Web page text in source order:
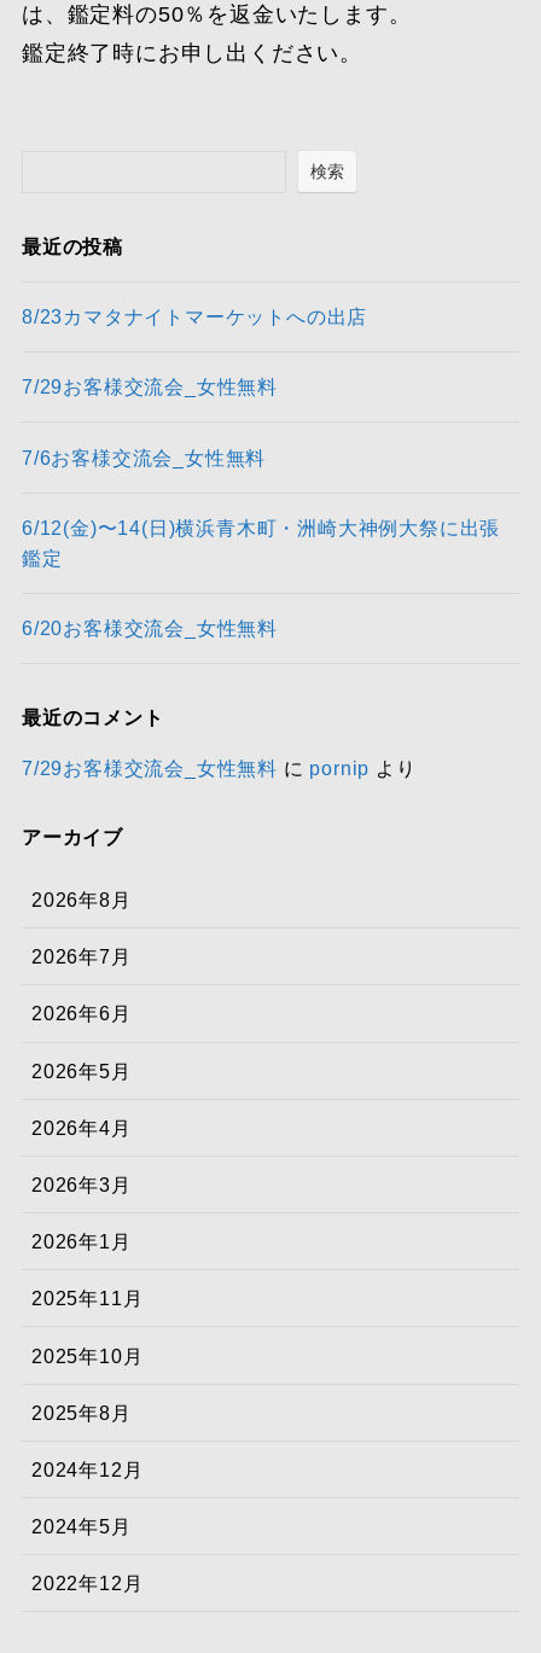
は、鑑定料の50％を返金いたします。
鑑定終了時にお申し出ください。
検索
最近の投稿
8/23カマタナイトマーケットへの出店
7/29お客様交流会_女性無料
7/6お客様交流会_女性無料
6/12(金)〜14(日)横浜青木町・洲崎大神例大祭に出張
鑑定
6/20お客様交流会_女性無料
最近のコメント
7/29お客様交流会_女性無料 に pornip より
アーカイブ
2026年8月
2026年7月
2026年6月
2026年5月
2026年4月
2026年3月
2026年1月
2025年11月
2025年10月
2025年8月
2024年12月
2024年5月
2022年12月